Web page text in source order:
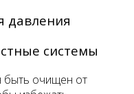
давления
системы
быть очищен от